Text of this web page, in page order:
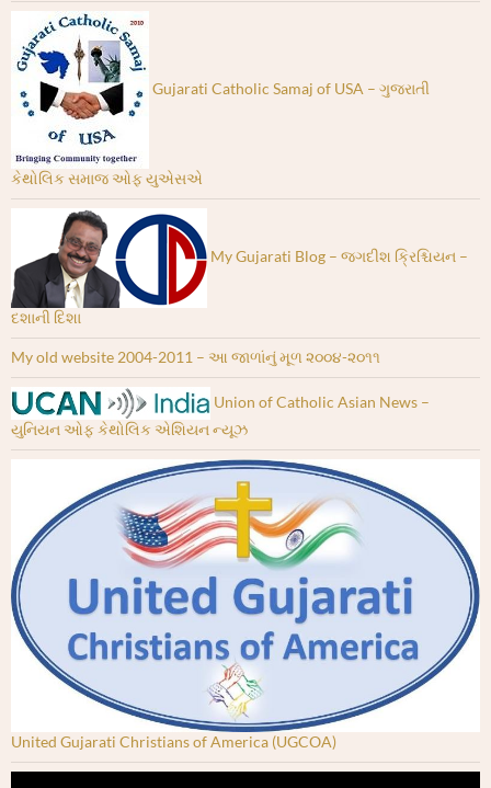
Gujarati Catholic Samaj of USA – ગુજરાતી
કેથોલિક સમાજ ઓફ યુએસએ
My Gujarati Blog – જગદીશ ક્રિશ્ચિયન –
દશાની દિશા
My old website 2004-2011 – આ જાળાંનું મૂળ ૨૦૦૪-૨૦૧૧
Union of Catholic Asian News –
યુનિયન ઓફ કેથોલિક એશિયન ન્યૂઝ
United Gujarati Christians of America (UGCOA)